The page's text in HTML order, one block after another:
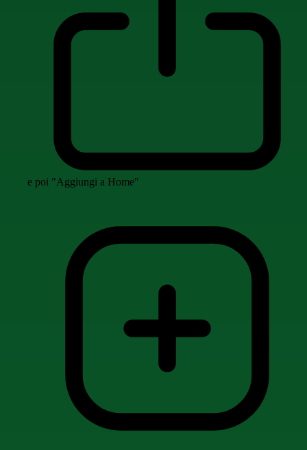
e poi "Aggiungi a Home"